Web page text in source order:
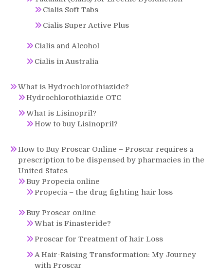
Cialis Soft Tabs
Cialis Super Active Plus
Cialis and Alcohol
Cialis in Australia
What is Hydrochlorothiazide?
Hydrochlorothiazide OTC
What is Lisinopril?
How to buy Lisinopril?
How to Buy Proscar Online – Proscar requires a
prescription to be dispensed by pharmacies in the
United States
Buy Propecia online
Propecia – the drug fighting hair loss
Buy Proscar online
What is Finasteride?
Proscar for Treatment of hair Loss
A Hair-Raising Transformation: My Journey
with Proscar